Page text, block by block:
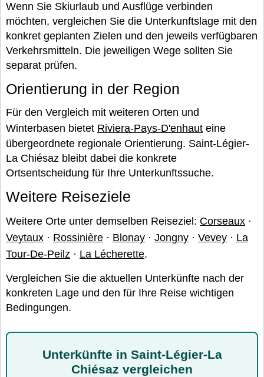
Wenn Sie Skiurlaub und Ausflüge verbinden
möchten, vergleichen Sie die Unterkunftslage mit den
konkret geplanten Zielen und den jeweils verfügbaren
Verkehrsmitteln. Die jeweiligen Wege sollten Sie
separat prüfen.
Orientierung in der Region
Für den Vergleich mit weiteren Orten und
Winterbasen bietet Riviera-Pays-D'enhaut eine
übergeordnete regionale Orientierung. Saint-Légier-
La Chiésaz bleibt dabei die konkrete
Ortsentscheidung für Ihre Unterkunftssuche.
Weitere Reiseziele
Weitere Orte unter demselben Reiseziel: Corseaux ·
Veytaux · Rossinière · Blonay · Jongny · Vevey · La
Tour-De-Peilz · La Lécherette.
Vergleichen Sie die aktuellen Unterkünfte nach der
konkreten Lage und den für Ihre Reise wichtigen
Bedingungen.
Unterkünfte in Saint-Légier-La
Chiésaz vergleichen